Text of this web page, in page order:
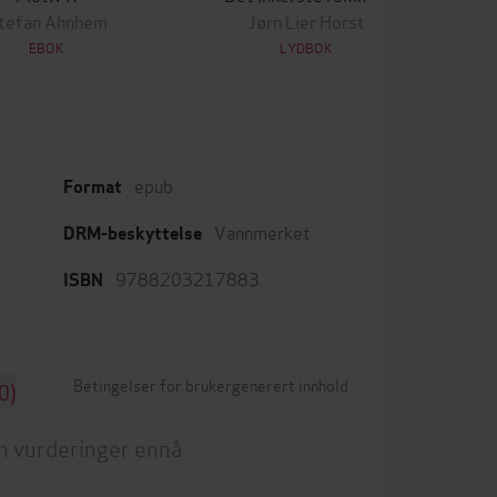
Ahnhem
EBOK
Jørn Lier Horst
LYDBOK
Format epub
DRM-beskyttelse Vannmerket
ISBN 9788203217883
Betingelser for brukergenerert innhold
vurderinger ennå